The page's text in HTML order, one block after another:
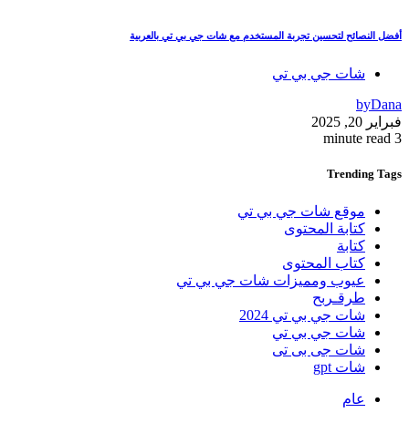
أفضل النصائح لتحسين تجربة المستخدم مع شات جي بي تي بالعربية
شات جي بي تي
byDana
فبراير 20, 2025
3 minute read
Trending Tags
موقع شات جي بي تي
كتابة المحتوى
كتابة
كتاب المحتوى
عيوب ومميزات شات جي بي تي
طرقـربح
شات جي بي تي 2024
شات جي بي تي
شات جى بى تى
شات gpt
عام